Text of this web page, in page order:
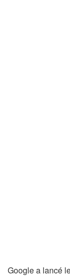
Google a lancé